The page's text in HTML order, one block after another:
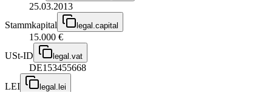
25.03.2013
Stammkapital
legal.capital
15.000 €
USt-ID
legal.vat
DE153455668
LEI
legal.lei